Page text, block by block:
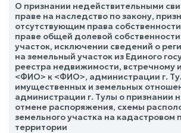
О признании недействительными
праве на наследство по закону,
отсутствующим права
праве общей долевой
участок, исключении сведений о
на земельный участок из Единого
реестра недвижимости, встречному
<ФИО> к <ФИО>, администрации г.
имущественных и земельных
администрации г. Тулы о признании
отмене распоряжения, схемы
земельного участка на кадастровом
территории